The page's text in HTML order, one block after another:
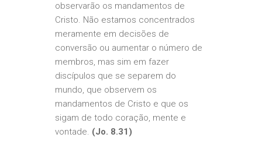
observarão os mandamentos de
Cristo. Não estamos concentrados
meramente em decisões de
conversão ou aumentar o número de
membros, mas sim em fazer
discípulos que se separem do
mundo, que observem os
mandamentos de Cristo e que os
sigam de todo coração, mente e
vontade. (Jo. 8.31)